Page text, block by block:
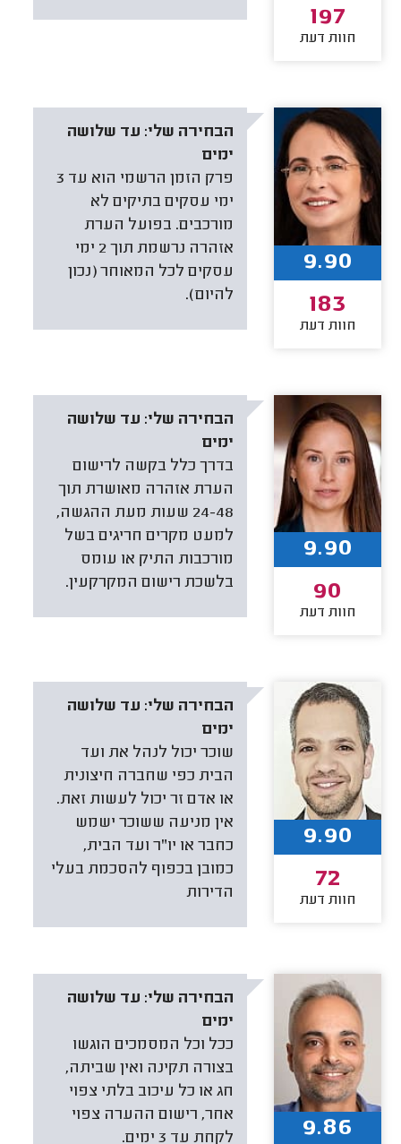
197
חוות דעת
הבחירה שלי: עד שלושה
ימים
פרק הזמן הרשמי הוא עד 3
ימי עסקים בתיקים לא
מורכבים. בפועל הערת
אזהרה נרשמת תוך 2 ימי
עסקים לכל המאוחר (נכון
להיום).
9.90
183
חוות דעת
הבחירה שלי: עד שלושה
ימים
בדרך כלל בקשה לרישום
הערת אזהרה מאושרת תוך
24-48 שעות מעת ההגשה,
למעט מקרים חריגים בשל
מורכבות התיק או עומס
בלשכת רישום המקרקעין.
9.90
90
חוות דעת
הבחירה שלי: עד שלושה
ימים
שוכר יכול לנהל את ועד
הבית כפי שחברה חיצונית
או אדם זר יכול לעשות זאת.
אין מניעה ששוכר ישמש
כחבר או יו"ר ועד הבית,
כמובן בכפוף להסכמת בעלי
הדירות
9.90
72
חוות דעת
הבחירה שלי: עד שלושה
ימים
ככל וכל המסמכים הוגשו
בצורה תקינה ואין שביתה,
חג או כל עיכוב בלתי צפוי
אחר, רישום ההערה צפוי
לקחת עד 3 ימים.
9.86